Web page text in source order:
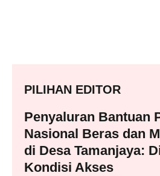
PILIHAN EDITOR
Penyaluran Bantuan
Nasional Beras dan
di Desa Tamanjaya:
Kondisi Akses